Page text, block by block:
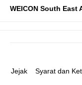
WEICON South East
Jejak Syarat dan